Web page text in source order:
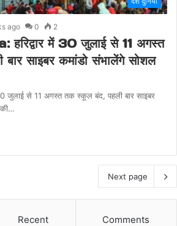
ago 0 2
में 30 जुलाई से 11 अगस्त
साइबर कमांडो संभालेंगे सोशल
जुलाई से 11 अगस्त तक स्कूल बंद, पहली बार साइबर
की…
Next page
Recent Comments